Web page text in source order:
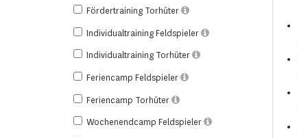
Fördertraining Torhüter
Individualtraining Feldspieler
Individualtraining Torhüter
Feriencamp Feldspieler
Feriencamp Torhüter
Wochenendcamp Feldspieler